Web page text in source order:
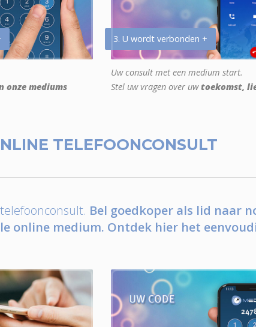
onze mediums
3. U wordt verbonden +
Uw consult met een medium start.
Stel uw vragen over uwtoekomst,
TELEFOONCONSULT
Bel goedkoper als lid naar
online medium. Ontdek hier het